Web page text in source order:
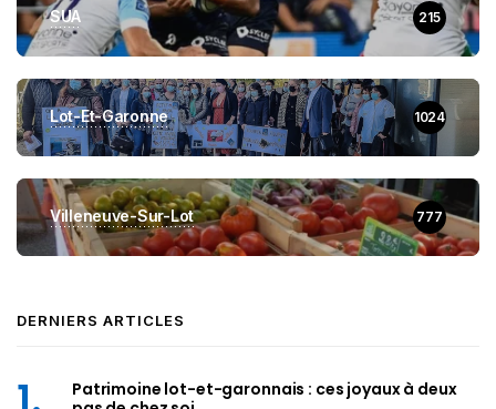
SUA 215
Lot-Et-Garonne 1024
Villeneuve-Sur-Lot 777
DERNIERS ARTICLES
Patrimoine lot-et-garonnais : ces joyaux à deux